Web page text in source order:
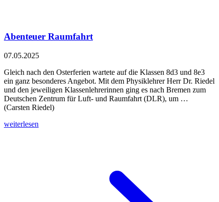
Abenteuer Raumfahrt
07.05.2025
Gleich nach den Osterferien wartete auf die Klassen 8d3 und 8e3
ein ganz besonderes Angebot. Mit dem Physiklehrer Herr Dr. Riedel
und den jeweiligen Klassenlehrerinnen ging es nach Bremen zum
Deutschen Zentrum für Luft- und Raumfahrt (DLR), um …
(Carsten Riedel)
weiterlesen